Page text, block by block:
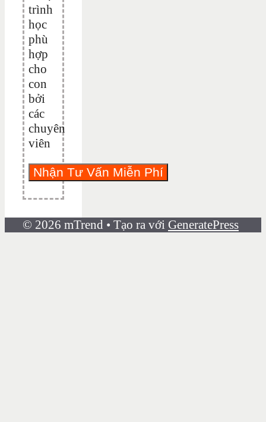
trình
học
phù
hợp
cho
con
bởi
các
chuyên
viên
© 2026 mTrend • Tạo ra với GeneratePress